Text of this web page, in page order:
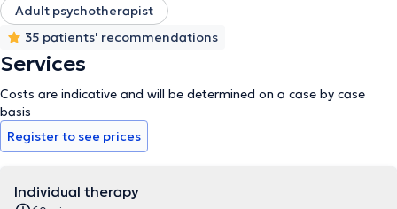
• Deuil
• Manque de confiance en soi, d’estime de soi, d’affirmation de
soi
• Problématique de harcèlement physique et/ou psychologique
• Recherche d’un épanouissement personnel, etc.
Au plaisir de vous rencontrer.
Adult psychotherapist
35 patients' recommendations
Services
Costs are indicative and will be determined on a case by case
basis
Register to see prices
Individual therapy